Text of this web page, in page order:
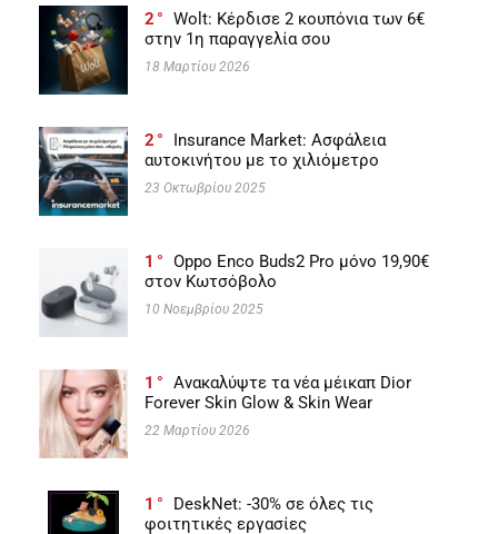
2
Wolt: Κέρδισε 2 κουπόνια των 6€
στην 1η παραγγελία σου
18 Μαρτίου 2026
2
Insurance Market: Ασφάλεια
αυτοκινήτου με το χιλιόμετρο
23 Οκτωβρίου 2025
1
Oppo Enco Buds2 Pro μόνο 19,90€
στον Κωτσόβολο
10 Νοεμβρίου 2025
1
Ανακαλύψτε τα νέα μέικαπ Dior
Forever Skin Glow & Skin Wear
22 Μαρτίου 2026
1
DeskNet: -30% σε όλες τις
φοιτητικές εργασίες